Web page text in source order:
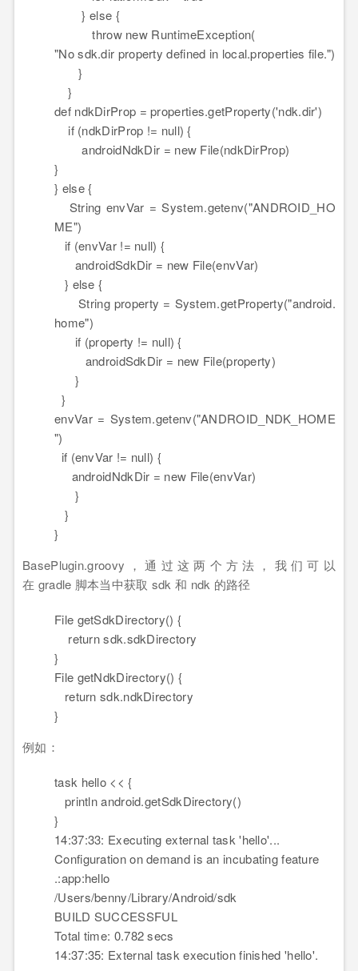
} else {
throw new RuntimeException(
"No sdk.dir property defined in local.properties file.")
}
}
def ndkDirProp =properties.getProperty('ndk.dir')
if (ndkDirProp != null) {
androidNdkDir = new File(ndkDirProp)
}
} else {
String envVar =System.getenv("ANDROID_HO
ME")
if (envVar != null) {
androidSdkDir = new File(envVar)
} else {
String property = System.getProperty("android.
home")
if (property != null) {
androidSdkDir = new File(property)
}
}
envVar= System.getenv("ANDROID_NDK_HOME
")
if (envVar != null) {
androidNdkDir = new File(envVar)
}
}
}
BasePlugin.groovy，通过这两个方法，我们可以
在 gradle 脚本当中获取 sdk 和 ndk 的路径
File getSdkDirectory() {
return sdk.sdkDirectory
}
File getNdkDirectory() {
return sdk.ndkDirectory
}
例如：
task hello << {
println android.getSdkDirectory()
}
14:37:33: Executing external task 'hello'...
Configuration on demand is an incubating feature
.:app:hello
/Users/benny/Library/Android/sdk
BUILD SUCCESSFUL
Total time: 0.782 secs
14:37:35: External task execution finished 'hello'.